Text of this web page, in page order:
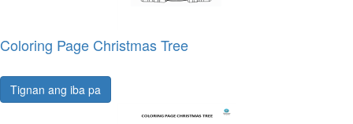
Coloring Page Christmas Tree
Tignan ang iba pa